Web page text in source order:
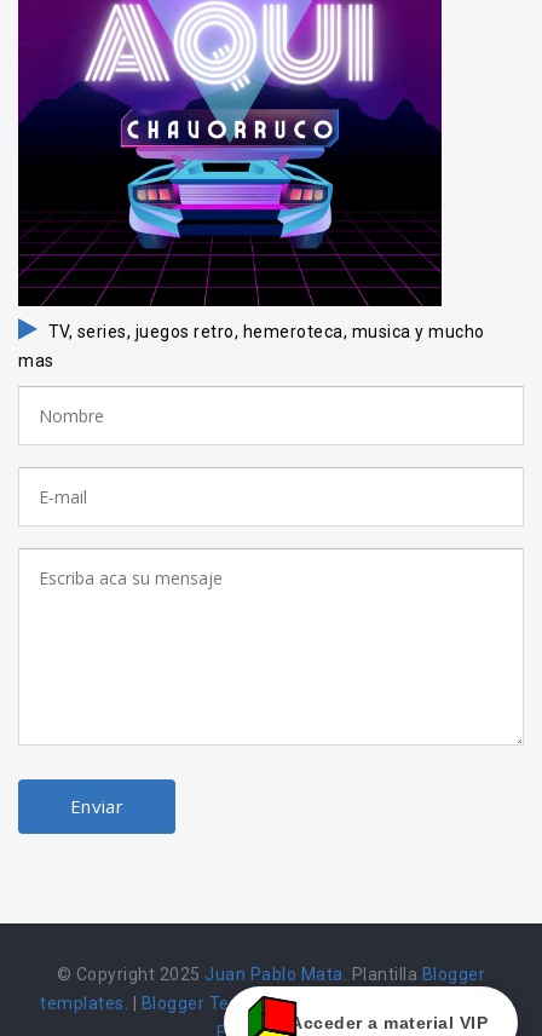
Acceder a material VIP
TV, series, juegos retro, hemeroteca, musica y mucho
mas
© Copyright 2025 Juan Pablo Mata . Plantilla Blogger
templates
Blogger Templates|